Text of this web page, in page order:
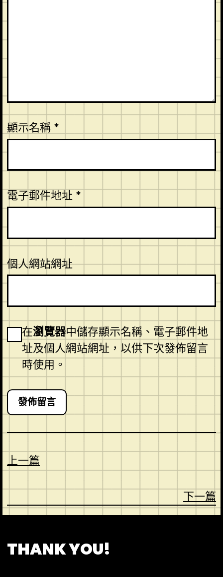
顯示名稱 *
電子郵件地址 *
個人網站網址
在瀏覽器中儲存顯示名稱、電子郵件地
址及個人網站網址，以供下次發佈留言
時使用。
上一篇
下一篇
THANK YOU!